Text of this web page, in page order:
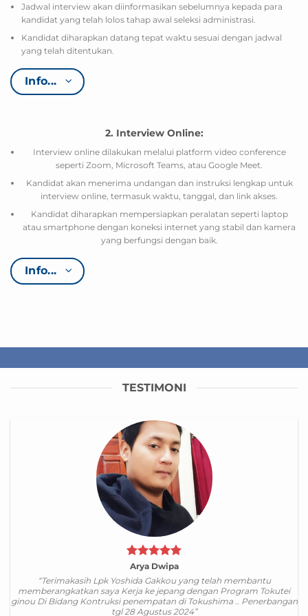
Jadwal interview akan diinformasikan sebelumnya kepada para
kandidat yang telah lolos tahap awal seleksi administrasi.
Kandidat diharapkan datang tepat waktu sesuai dengan jadwal
yang telah ditentukan.
Info...
2. Interview Online:
Interview online dilakukan melalui platform video conference
seperti Zoom, Microsoft Teams, atau Google Meet.
Kandidat akan menerima undangan dan instruksi lengkap untuk
interview online, termasuk waktu, tanggal, dan link akses.
Kandidat diharapkan mempersiapkan peralatan seperti laptop
atau smartphone dengan koneksi internet yang stabil dan kamera
yang berfungsi dengan baik.
Info...
TESTIMONI
Arya Dwipa
“Terimakasih Lpk Yoshida Gakkou yang telah membantu
memberangkatkan saya Kerja ke jepang dengan Program Tokutei
ginou Di Bidang Kontruksi penempatan di Tokushima .. Penerbangan
tgl 28 Agustus 2024”